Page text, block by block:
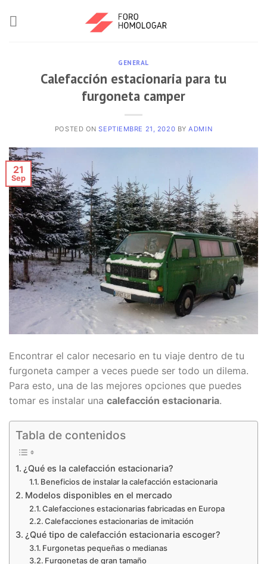
GENERAL
Calefacción estacionaria para tu
furgoneta camper
POSTED ONSEPTIEMBRE 21, 2020 BYADMIN
21
Sep
Encontrar el calor necesario en tu viaje dentro de tu
furgoneta camper a veces puede ser todo un dilema.
Para esto, una de las mejores opciones que puedes
tomar es instalar una calefacción estacionaria.
Tabla de contenidos
¿Qué es la calefacción estacionaria?
Beneficios de instalar la calefacción estacionaria
Modelos disponibles en el mercado
Calefacciones estacionarias fabricadas en Europa
Calefacciones estacionarias de imitación
¿Qué tipo de calefacción estacionaria escoger?
Furgonetas pequeñas o medianas
Furgonetas de gran tamaño